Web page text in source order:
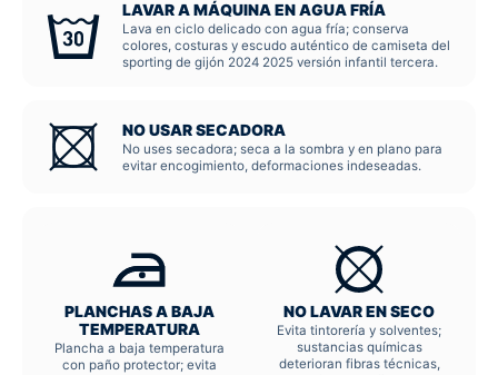
LAVAR A MÁQUINA EN AGUA FRÍA
Lava en ciclo delicado con agua fría; conserva
colores, costuras y escudo auténtico de camiseta del
sporting de gijón 2024 2025 versión infantil tercera.
NO USAR SECADORA
No uses secadora; seca a la sombra y en plano para
evitar encogimiento, deformaciones indeseadas.
PLANCHAS A BAJA
TEMPERATURA
Plancha a baja temperatura
con paño protector; evita
NO LAVAR EN SECO
Evita tintorería y solventes;
sustancias químicas
deterioran fibras técnicas,